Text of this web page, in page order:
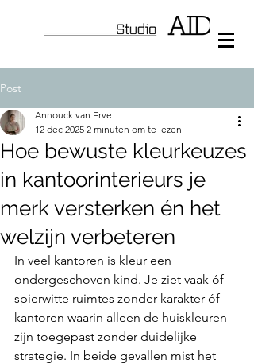
Post
Hoe bewuste kleurkeuzes
in kantoorinterieurs je
merk versterken én het
welzijn verbeteren
Annouck van Erve
12 dec 2025 2 minuten om te lezen
In veel kantoren is kleur een
ondergeschoven kind. Je ziet vaak óf
spierwitte ruimtes zonder karakter óf
kantoren waarin alleen de huiskleuren
zijn toegepast zonder duidelijke
strategie. In beide gevallen mist het